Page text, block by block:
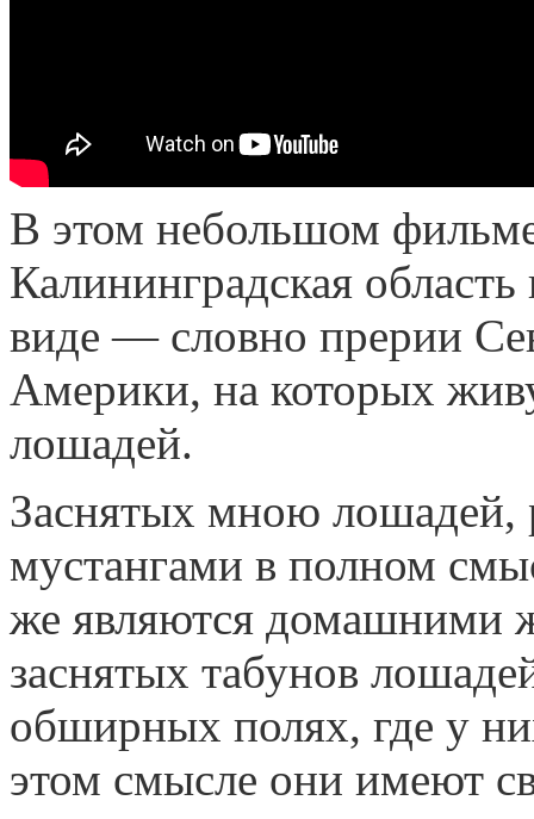
В этом небольшом
Калининградская
виде — словно прерии
Америки, на которых
лошадей.
Заснятых мною лошадей,
мустангами в полном
же являются домашними
заснятых табунов
обширных полях, где у
этом смысле они имеют